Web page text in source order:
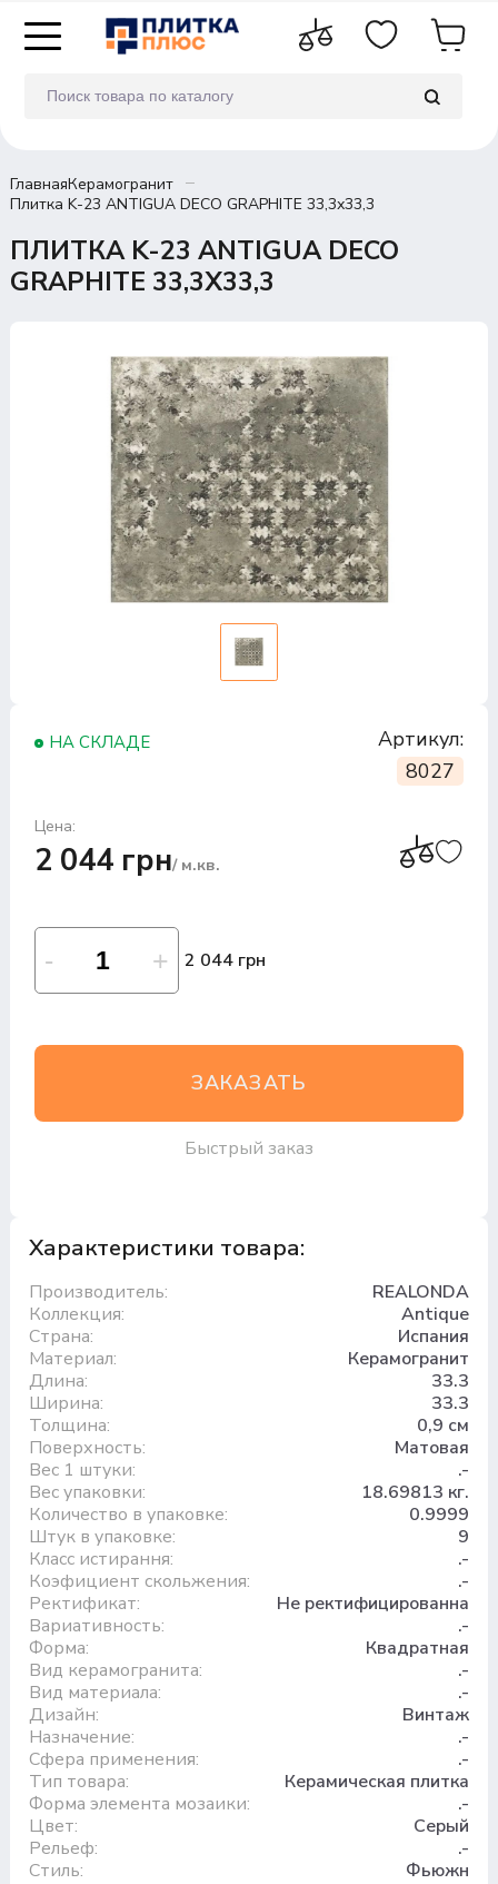
ГлавнаяКерамогранит
Плитка K-23 ANTIGUA DECO GRAPHITE 33,3х33,3
ПЛИТКА K-23 ANTIGUA DECO
GRAPHITE 33,3Х33,3
НА СКЛАДЕ
Артикул:
8027
Цена:
2 044 грн/ м.кв.
2 044 грн
ЗАКАЗАТЬ
Быстрый заказ
Характеристики товара:
Производитель:
REALONDA
Коллекция:
Antique
Страна:
Испания
Материал:
Керамогранит
Длина:
33.3
Ширина:
33.3
Толщина:
0,9 см
Поверхность:
Матовая
Вес 1 штуки:
.-
Вес упаковки:
18.69813 кг.
Количество в упаковке:
0.9999
Штук в упаковке:
9
Класс истирання:
.-
Коэфициент скольжения:
.-
Ректификат:
Не ректифицированна
Вариативность:
.-
Форма:
Квадратная
Вид керамогранита:
.-
Вид материала:
.-
Дизайн:
Винтаж
Назначение:
.-
Сфера применения:
.-
Тип товара:
Керамическая плитка
Форма элемента мозаики:
.-
Цвет:
Серый
Рельеф:
.-
Стиль:
Фьюжн